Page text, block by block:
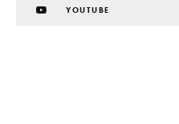
YOUTUBE